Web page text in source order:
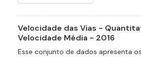
Velocidade das Vias -
Velocidade Média - 2016
Esse conjunto de dados apresenta